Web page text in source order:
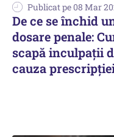
Publicat pe 08 Mar
De ce se închid
dosare penale:
scapă inculpații
cauza